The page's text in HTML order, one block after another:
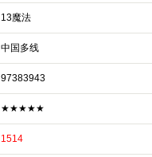
13魔法
中国多线
97383943
★★★★★
1514